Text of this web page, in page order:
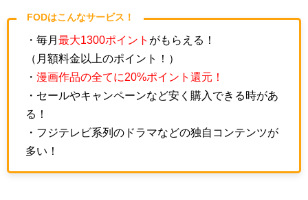
FODはこんなサービス！
・毎月最大1300ポイント がもらえる！
（月額料金以上のポイント！）
・ 漫画作品の全てに20%ポイント還元！
・セールやキャンペーンなど安く購入できる時があ
る！
・フジテレビ系列のドラマなどの独自コンテンツが
多い！